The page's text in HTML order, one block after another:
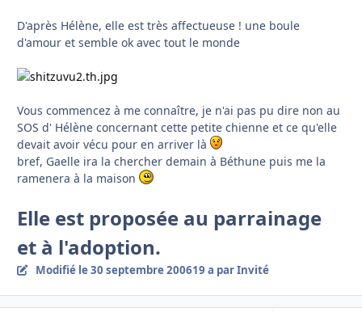
D'après Hélène, elle est très affectueuse ! une boule
d'amour et semble ok avec tout le monde
Vous commencez à me connaître, je n'ai pas pu dire non au
SOS d' Hélène concernant cette petite chienne et ce qu'elle
devait avoir vécu pour en arriver là
bref, Gaelle ira la chercher demain à Béthune puis me la
ramenera à la maison
Elle est proposée au parrainage
et à l'adoption.
Modifié le 30 septembre 200619 a par Invité